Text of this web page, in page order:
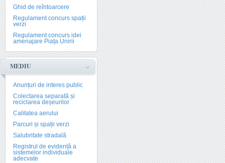
Ghid de reîntoarcere
Regulament concurs spații
verzi
Regulament concurs idei
amenajare Piața Unirii
MEDIU
Anunțuri de interes public
Colectarea separată și
reciclarea deșeurilor
Calitatea aerului
Parcuri și spații verzi
Salubritate stradală
Registrul de evidență a
sistemelor individuale
adecvate